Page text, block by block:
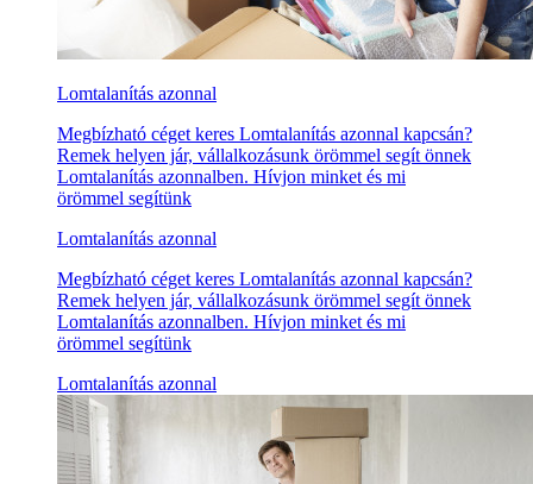
Lomtalanítás azonnal
Megbízható céget keres Lomtalanítás azonnal kapcsán?
Remek helyen jár, vállalkozásunk örömmel segít önnek
Lomtalanítás azonnalben. Hívjon minket és mi
örömmel segítünk
Lomtalanítás azonnal
Megbízható céget keres Lomtalanítás azonnal kapcsán?
Remek helyen jár, vállalkozásunk örömmel segít önnek
Lomtalanítás azonnalben. Hívjon minket és mi
örömmel segítünk
Lomtalanítás azonnal